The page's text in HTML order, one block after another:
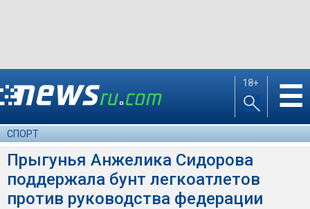
18+ ☰
СПОРТ
Прыгунья Анжелика Сидорова
поддержала бунт легкоатлетов
против руководства федерации